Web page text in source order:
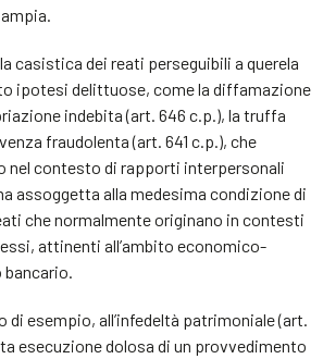
casistica dei reati perseguibili a querela
ipotesi delittuose, come la diffamazione
indebita (art. 646 c.p.), la truffa
fraudolenta (art. 641 c.p.), che
nel contesto di rapporti interpersonali
assoggetta alla medesima condizione di
che normalmente originano in contesti
attinenti all’ambito economico-
di esempio, all’infedeltà patrimoniale (art.
esecuzione dolosa di un provvedimento